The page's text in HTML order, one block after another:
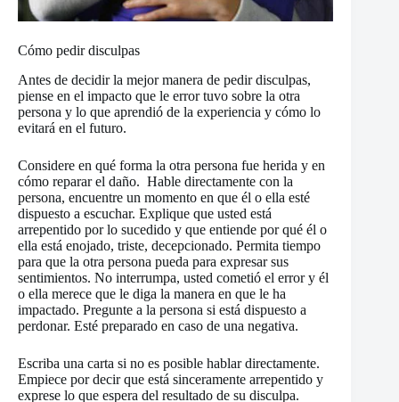
Cómo pedir disculpas
Antes de decidir la mejor manera de pedir disculpas,
piense en el impacto que le error tuvo sobre la otra
persona y lo que aprendió de la experiencia y cómo lo
evitará en el futuro.
Considere en qué forma la otra persona fue herida y en
cómo reparar el daño. Hable directamente con la
persona, encuentre un momento en que él o ella esté
dispuesto a escuchar. Explique que usted está
arrepentido por lo sucedido y que entiende por qué él o
ella está enojado, triste, decepcionado. Permita tiempo
para que la otra persona pueda para expresar sus
sentimientos. No interrumpa, usted cometió el error y él
o ella merece que le diga la manera en que le ha
impactado. Pregunte a la persona si está dispuesto a
perdonar. Esté preparado en caso de una negativa.
Escriba una carta si no es posible hablar directamente.
Empiece por decir que está sinceramente arrepentido y
exprese lo que espera del resultado de su disculpa.